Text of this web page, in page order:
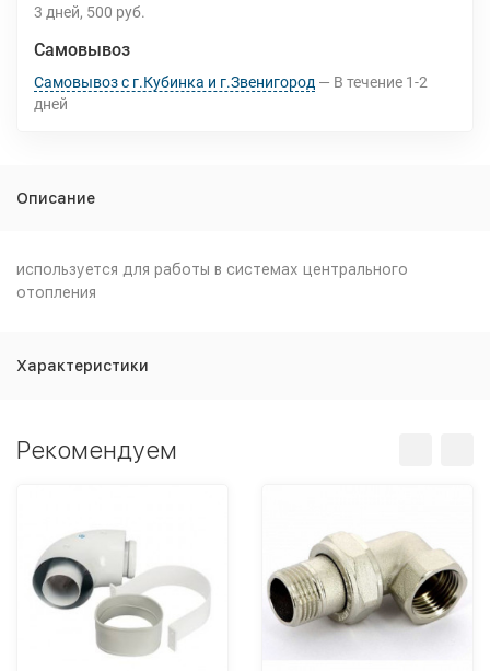
3 дней 500 руб.
Самовывоз
Самовывоз с г.Кубинка и г.Звенигород В течение 1-2
дней
Описание
используется для работы в системах центрального
отопления
Характеристики
Рекомендуем